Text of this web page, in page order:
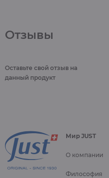
Отзывы
Оставьте свой отзыв на
данный продукт
Мир JUST
О компании
Философия